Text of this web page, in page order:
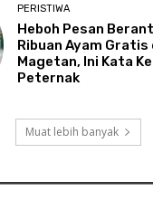
PERISTIWA
Heboh Pesan
Ribuan Ayam Gratis
Magetan, Ini Kata
Peternak
Muat lebih banyak